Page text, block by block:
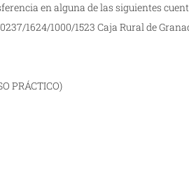
en alguna de las siguientes
1624/1000/1523 Caja Rural de
PRÁCTICO)